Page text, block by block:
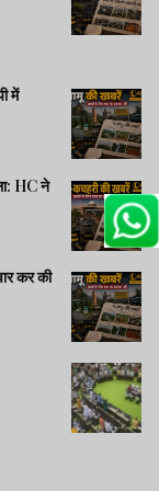
HC ने
कर की